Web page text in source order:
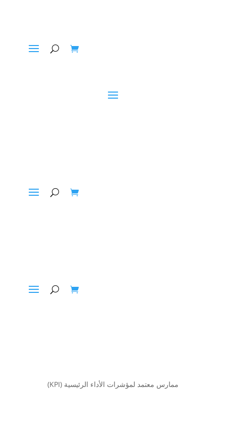
ممارس معتمد لمؤشرات الأداء الرئيسية (KPI)